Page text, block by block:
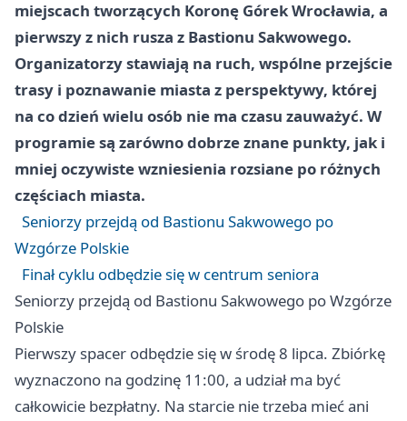
miejscach tworzących Koronę Górek Wrocławia, a
pierwszy z nich rusza z Bastionu Sakwowego.
Organizatorzy stawiają na ruch, wspólne przejście
trasy i poznawanie miasta z perspektywy, której
na co dzień wielu osób nie ma czasu zauważyć. W
programie są zarówno dobrze znane punkty, jak i
mniej oczywiste wzniesienia rozsiane po różnych
częściach miasta.
Seniorzy przejdą od Bastionu Sakwowego po
Wzgórze Polskie
Finał cyklu odbędzie się w centrum seniora
Seniorzy przejdą od Bastionu Sakwowego po Wzgórze
Polskie
Pierwszy spacer odbędzie się w środę 8 lipca. Zbiórkę
wyznaczono na godzinę 11:00, a udział ma być
całkowicie bezpłatny. Na starcie nie trzeba mieć ani